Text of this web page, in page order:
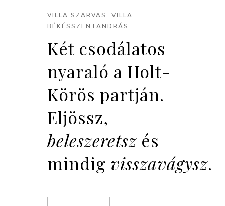
VILLA SZARVAS, VILLA
BÉKÉSSZENTANDRÁS
Két csodálatos
nyaraló a Holt-
Körös partján.
Eljössz,
beleszeretsz és
mindig visszavágysz.